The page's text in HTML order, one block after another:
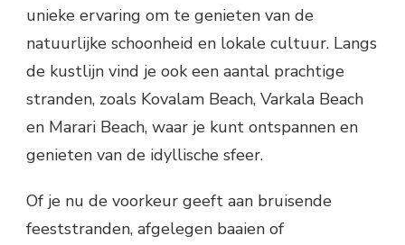
unieke ervaring om te genieten van de
natuurlijke schoonheid en lokale cultuur. Langs
de kustlijn vind je ook een aantal prachtige
stranden, zoals Kovalam Beach, Varkala Beach
en Marari Beach, waar je kunt ontspannen en
genieten van de idyllische sfeer.
Of je nu de voorkeur geeft aan bruisende
feeststranden, afgelegen baaien of